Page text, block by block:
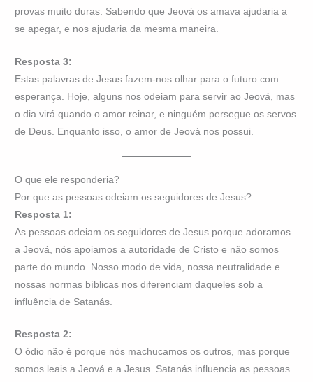
provas muito duras. Sabendo que Jeová os amava ajudaria a
se apegar, e nos ajudaria da mesma maneira.
Resposta 3:
Estas palavras de Jesus fazem-nos olhar para o futuro com
esperança. Hoje, alguns nos odeiam para servir ao Jeová, mas
o dia virá quando o amor reinar, e ninguém persegue os servos
de Deus. Enquanto isso, o amor de Jeová nos possui.
O que ele responderia?
Por que as pessoas odeiam os seguidores de Jesus?
Resposta 1:
As pessoas odeiam os seguidores de Jesus porque adoramos
a Jeová, nós apoiamos a autoridade de Cristo e não somos
parte do mundo. Nosso modo de vida, nossa neutralidade e
nossas normas bíblicas nos diferenciam daqueles sob a
influência de Satanás.
Resposta 2:
O ódio não é porque nós machucamos os outros, mas porque
somos leais a Jeová e a Jesus. Satanás influencia as pessoas